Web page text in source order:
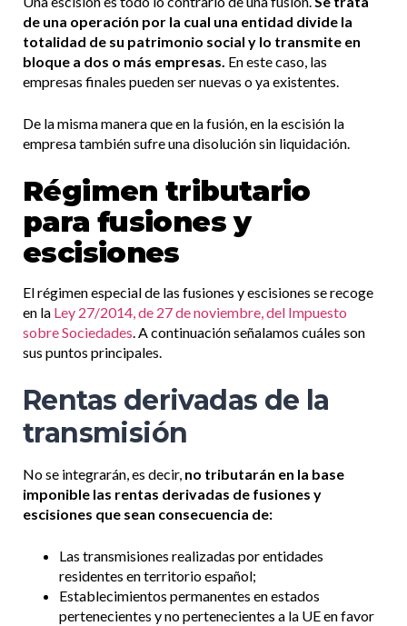
de una operación por la cual una entidad divide la
totalidad de su patrimonio social y lo transmite en
bloque a dos o más empresas. En este caso, las
empresas finales pueden ser nuevas o ya existentes.
De la misma manera que en la fusión, en la escisión la
empresa también sufre una disolución sin liquidación.
Régimen tributario
para fusiones y
escisiones
El régimen especial de las fusiones y escisiones se recoge
en la Ley 27/2014, de 27 de noviembre, del Impuesto
sobre Sociedades. A continuación señalamos cuáles son
sus puntos principales.
Rentas derivadas de la
transmisión
No se integrarán, es decir, no tributarán en la base
imponible las rentas derivadas de fusiones y
escisiones que sean consecuencia de:
Las transmisiones realizadas por entidades
residentes en territorio español;
Establecimientos permanentes en estados
pertenecientes y no pertenecientes a la UE en favor